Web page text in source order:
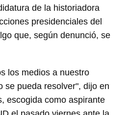
de la historiadora
presidenciales del
que, según denunció, se
los medios a nuestro
se pueda resolver", dijo en
escogida como aspirante